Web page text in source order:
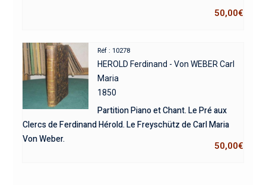
50,00€
Réf : 10278
HEROLD Ferdinand - Von WEBER Carl
Maria
1850
Partition Piano et Chant. Le Pré aux
Clercs de Ferdinand Hérold. Le Freyschütz de Carl Maria
Von Weber.
50,00€